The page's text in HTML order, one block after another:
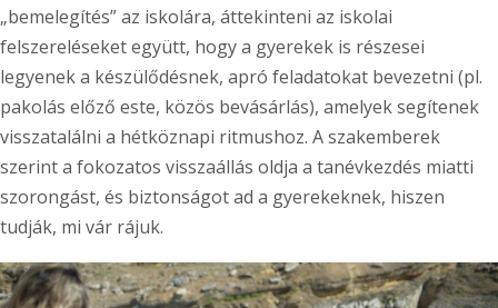
„bemelegítés” az iskolára, áttekinteni az iskolai
felszereléseket együtt, hogy a gyerekek is részesei
legyenek a készülődésnek, apró feladatokat bevezetni (pl.
pakolás előző este, közös bevásárlás), amelyek segítenek
visszatalálni a hétköznapi ritmushoz. A szakemberek
szerint a fokozatos visszaállás oldja a tanévkezdés miatti
szorongást, és biztonságot ad a gyerekeknek, hiszen
tudják, mi vár rájuk.